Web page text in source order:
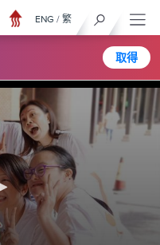
取得
ENG / 繁